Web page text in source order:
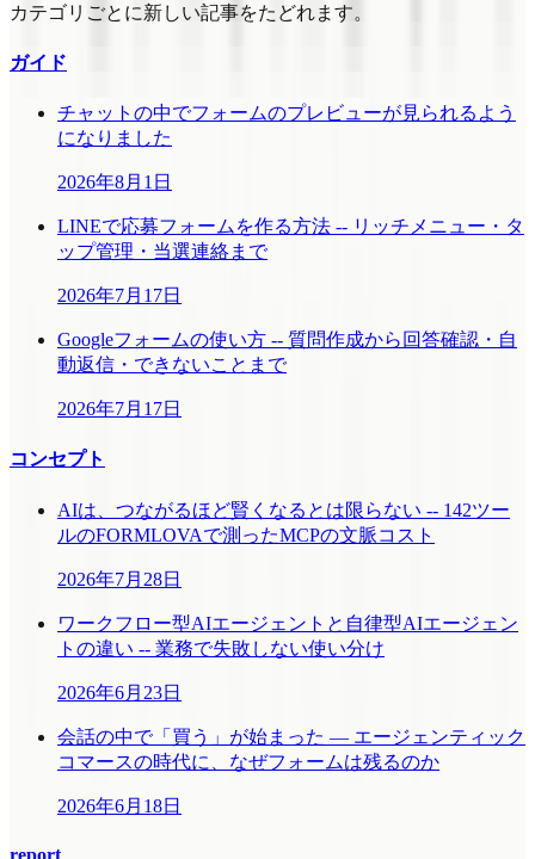
カテゴリごとに新しい記事をたどれます。
ガイド
チャットの中でフォームのプレビューが見られるよう
になりました
2026年8月1日
LINEで応募フォームを作る方法 -- リッチメニュー・タ
ップ管理・当選連絡まで
2026年7月17日
Googleフォームの使い方 -- 質問作成から回答確認・自
動返信・できないことまで
2026年7月17日
コンセプト
AIは、つながるほど賢くなるとは限らない -- 142ツー
ルのFORMLOVAで測ったMCPの文脈コスト
2026年7月28日
ワークフロー型AIエージェントと自律型AIエージェン
トの違い -- 業務で失敗しない使い分け
2026年6月23日
会話の中で「買う」が始まった ― エージェンティック
コマースの時代に、なぜフォームは残るのか
2026年6月18日
report